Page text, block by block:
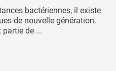
bactériennes, il existe
de nouvelle génération.
de ...